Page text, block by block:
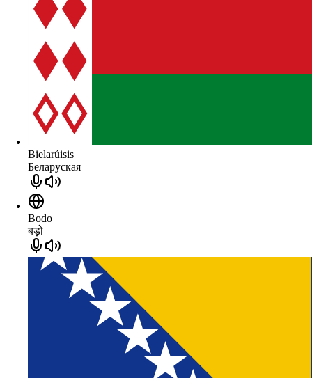
Bielarúisis
Беларуская
Bodo
बड़ो